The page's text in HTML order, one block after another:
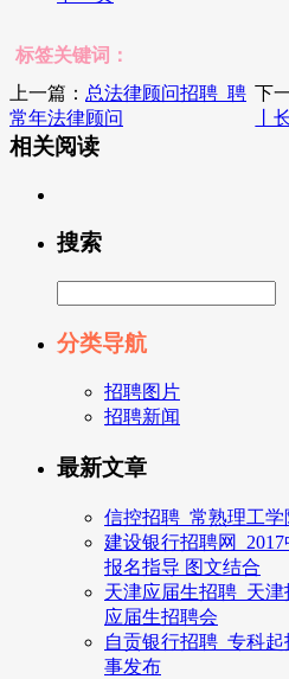
标签关键词：
上一篇： 总法律顾问招聘_聘
常年法律顾问
下
丨
相关阅读
搜索
分类导航
招聘图片
招聘新闻
最新文章
信控招聘_常熟理工学
建设银行招聘网
报名指导 图文结合
天津应届生招聘_天
应届生招聘会
自贡银行招聘_专科
事发布